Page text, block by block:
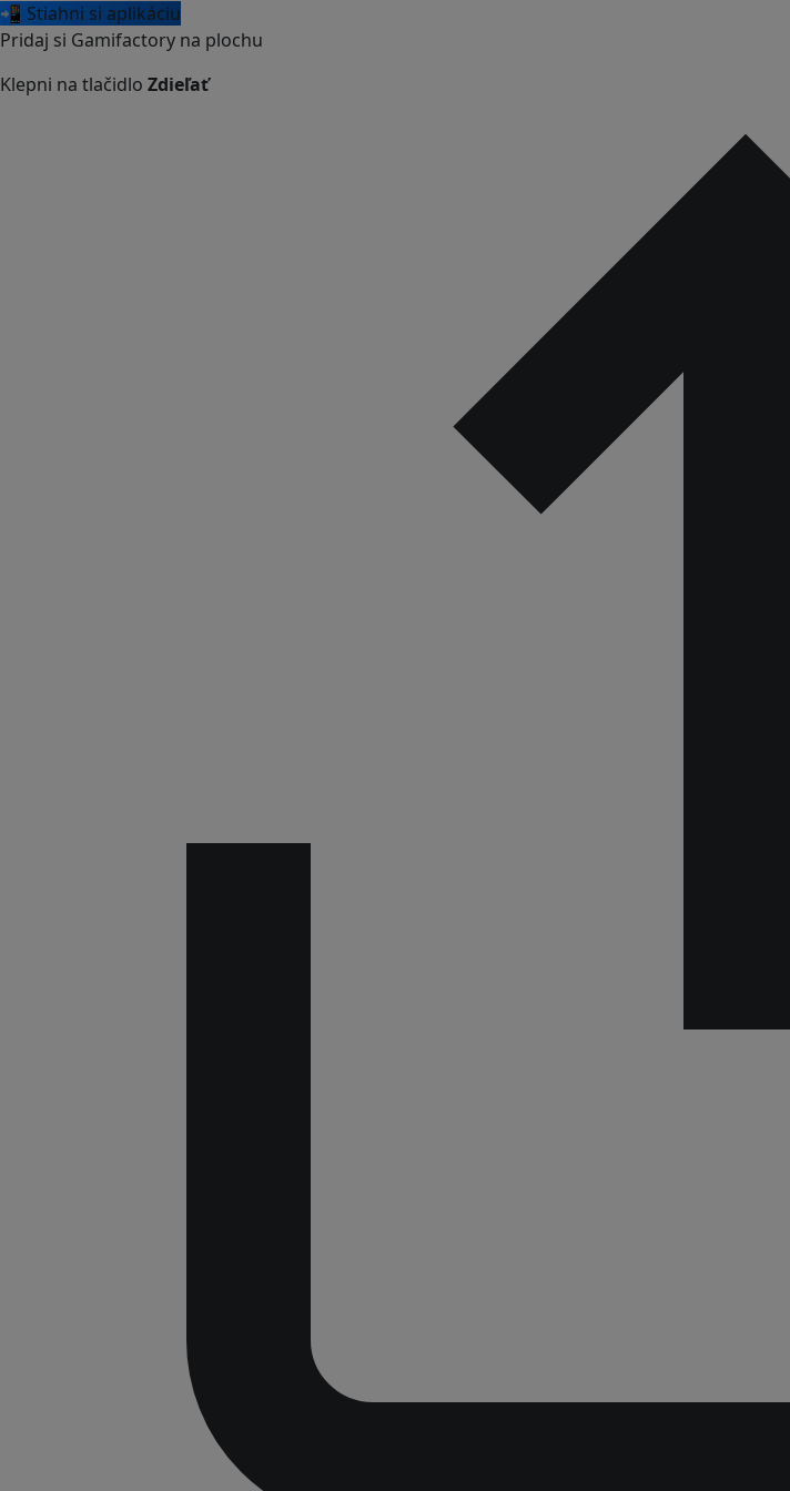
📲 Stiahni si aplikáciu
Pridaj si Gamifactory na plochu
Klepni na tlačidlo Zdieľať